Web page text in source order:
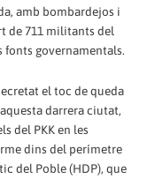
amb bombardejos i
de 711 militants del
fonts governamentals.
el toc de queda
darrera ciutat,
del PKK en les
dins del perímetre
del Poble (HDP), que